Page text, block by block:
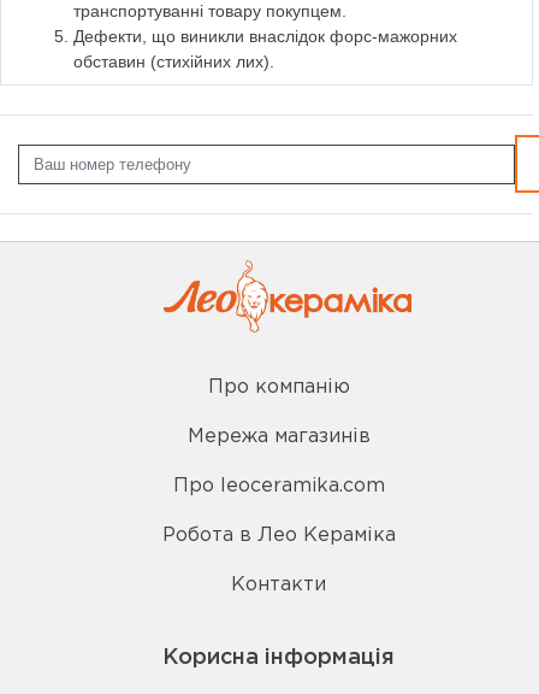
транспортуванні товару покупцем.
Дефекти, що виникли внаслідок форс-мажорних
обставин (стихійних лих).
Про компанію
Мережа магазинів
Про leoceramika.com
Робота в Лео Кераміка
Контакти
Корисна інформація